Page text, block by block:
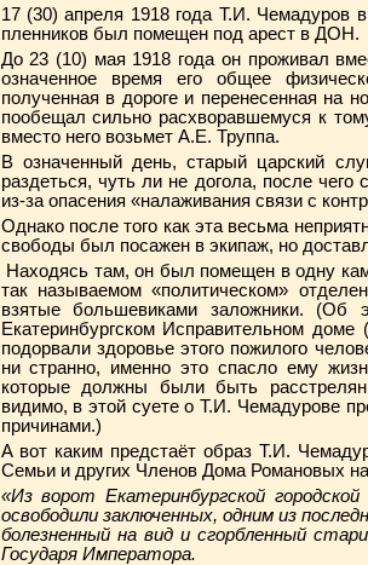
17 (30) апреля 1918 года Т.И. Чемадуров
пленников был помещен под арест в ДОН.
До 23 (10) мая 1918 года он проживал
означенное время его общее
полученная в дороге и перенесенная на
пообещал сильно расхворавшемуся к
вместо него возьмет А.Е. Труппа.
В означенный день, старый царский
раздеться, чуть ли не догола, после
из-за опасения «налаживания связи с
Однако после того как эта весьма
свободы был посажен в экипаж, но
Находясь там, он был помещен в одну
так называемом «политическом»
взятые большевиками заложники. (Об
Екатеринбургском Исправительном
подорвали здоровье этого пожилого
ни странно, именно это спасло ему
которые должны были быть
видимо, в этой суете о Т.И. Чемадурове
причинами.)
А вот каким предстаёт образ Т.И.
Семьи и других Членов Дома Романовых
«Из ворот Екатеринбургской
освободили заключенных, одним из
болезненный на вид и сгорбленный
Государя Императора.